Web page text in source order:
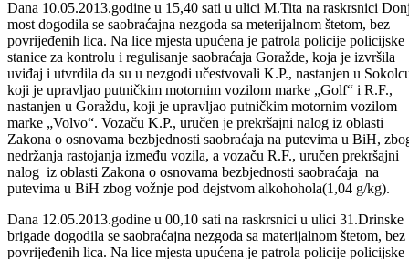
Dubište, općina Goražde i K.D., nastanjen u mjestu Dubište, općina
Goražde.
Dana 10.05.2013.godine u 15,40 sati u ulici M.Tita na raskrsnici
most dogodila se saobraćajna nezgoda sa meterijalnom štetom, bez
povrijeđenih lica. Na lice mjesta upućena je patrola policije policijske
stanice za kontrolu i regulisanje saobraćaja Goražde, koja je izvršila
uviđaj i utvrdila da su u nezgodi učestvovali K.P., nastanjen u
koji je upravljao putničkim motornim vozilom marke „Golf“ i R.F.,
nastanjen u Goraždu, koji je upravljao putničkim motornim vozilom
marke „Volvo“. Vozaču K.P., uručen je prekršajni nalog iz oblasti
Zakona o osnovama bezbjednosti saobraćaja na putevima u BiH,
nalog iz oblasti Zakona o osnovama bezbjednosti saobraćaja na
putevima u BiH zbog vožnje pod dejstvom alkohohola(1,04 g/kg).